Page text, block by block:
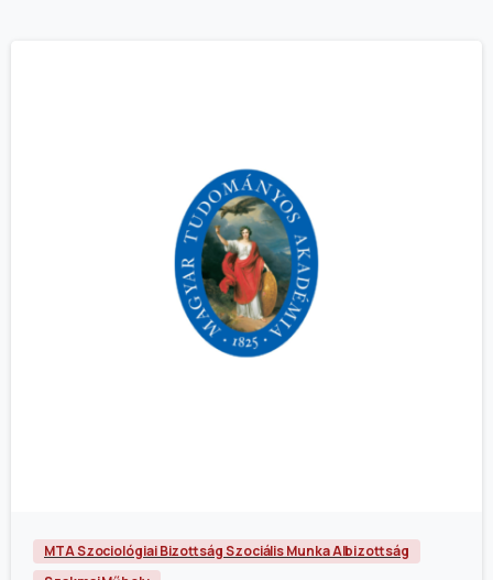
MTA Szociológiai Bizottság Szociális Munka Albizottság